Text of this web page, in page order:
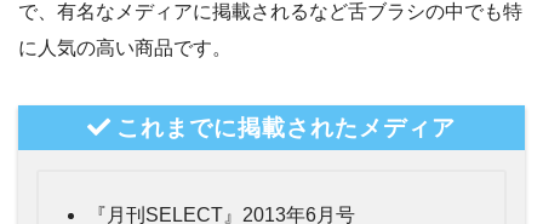
で、有名なメディアに掲載されるなど舌ブラシの中でも特
に人気の高い商品です。
これまでに掲載されたメディア
『月刊SELECT』2013年6月号